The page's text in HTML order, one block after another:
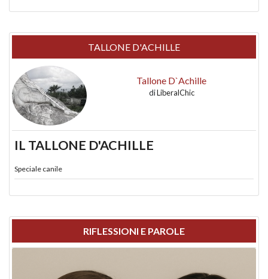
TALLONE D'ACHILLE
Tallone D`Achille
diLiberalChic
IL TALLONE D'ACHILLE
Speciale canile
RIFLESSIONI E PAROLE